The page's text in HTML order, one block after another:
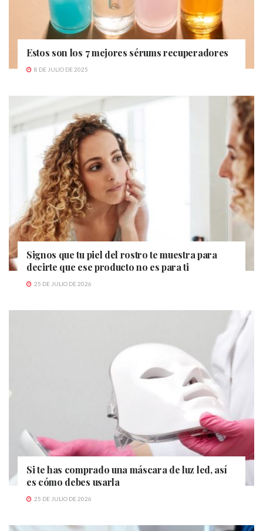
Estos son los 7 mejores sérums recuperadores
8 DE JULIO DE 2025
Signos que tu piel del rostro te muestra para
decirte que ese producto no es para ti
25 DE JULIO DE 2026
Si te has comprado una máscara de luz led, así
es cómo debes usarla
25 DE JULIO DE 2026